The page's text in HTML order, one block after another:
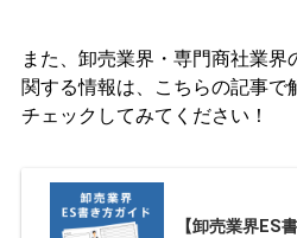
また、卸売業界・専門商社業界
関する情報は、こちらの記事で
チェックしてみてください！
【卸売業界ES